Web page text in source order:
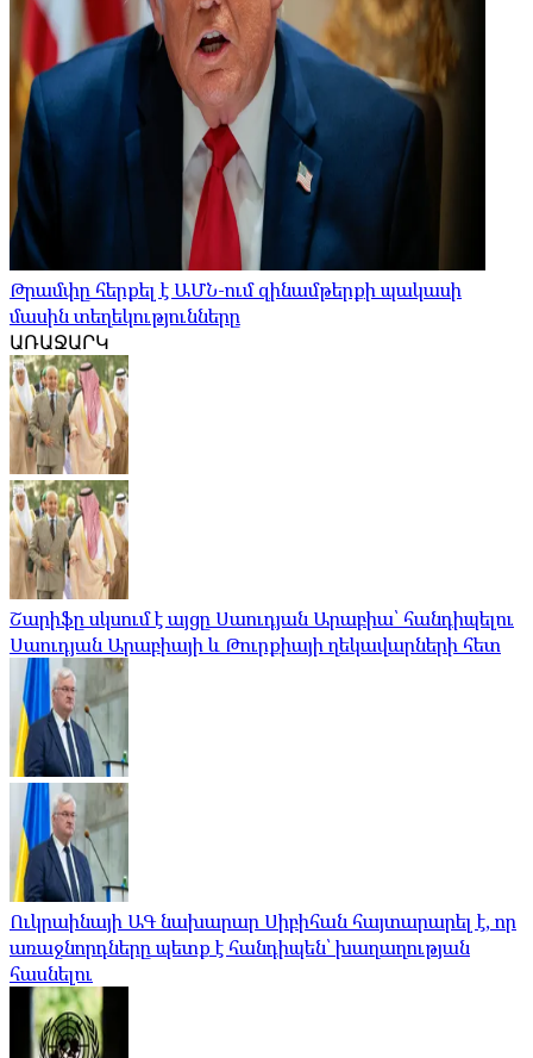
Թրամփը հերքել է ԱՄՆ-ում զինամթերքի պակասի
մասին տեղեկությունները
ԱՌԱՋԱՐԿ
Շարիֆը սկսում է այցը Սաուդյան Արաբիա՝ հանդիպելու
Սաուդյան Արաբիայի և Թուրքիայի ղեկավարների հետ
Ուկրաինայի ԱԳ նախարար Սիբիհան հայտարարել է, որ
առաջնորդները պետք է հանդիպեն՝ խաղաղության
հասնելու